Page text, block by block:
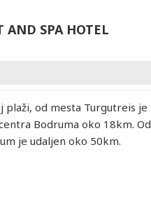
AND SPA HOTEL
plaži, od mesta Turgutreis je
Bodruma oko 18km. Od
je udaljen oko 50km.